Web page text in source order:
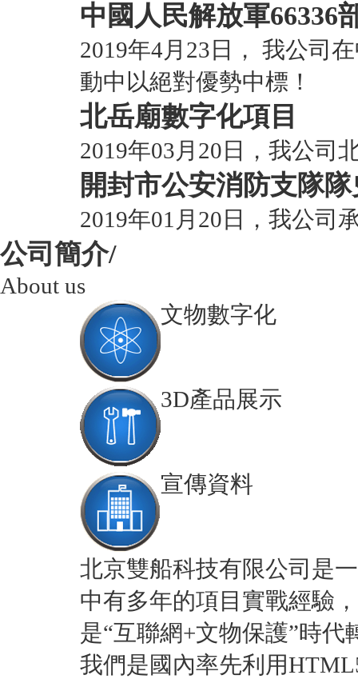
中國人民解放軍66336
2019年4月23日， 我公司
動中以絕對優勢中標！
北岳廟數字化項目
2019年03月20日，我公司
開封市公安消防支隊
2019年01月20日，我公司
公司簡介/
About us
文物數字化
3D產品展示
宣傳資料
北京雙船科技有限公司是
中有多年的項目實戰經驗
是“互聯網+文物保護”時代
我們是國內率先利用